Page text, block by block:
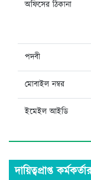
অফিসের ঠিকানা
পদবী
মোবাইল নম্বর
ইমেইল আইডি
দায়িত্বপ্রাপ্ত